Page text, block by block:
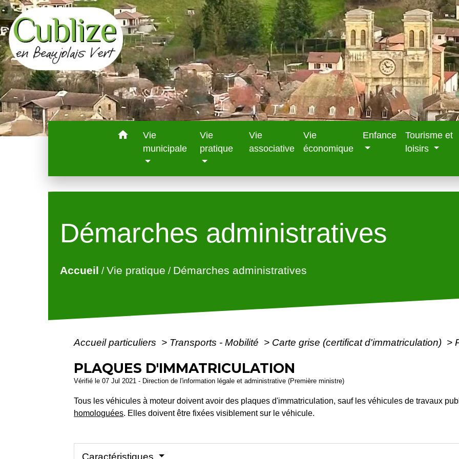
home
Vie
municipale
Vie
pratique
Vie
associative
Vie
économique
Enfance
Tourisme et
loisirs
Démarches administratives
Accueil /Vie pratique / Démarches administratives
Accueil particuliers > Transports - Mobilité > Carte grise (certificat d'immatriculation) >
PLAQUES D'IMMATRICULATION
Vérifié le 07 Jul 2021 - Direction de l'information légale et administrative (Première ministre)
Tous les véhicules à moteur doivent avoir des plaques d'immatriculation, sauf les véhicules de travaux
homologuées. Elles doivent être fixées visiblement sur le véhicule.
Caractéristiques